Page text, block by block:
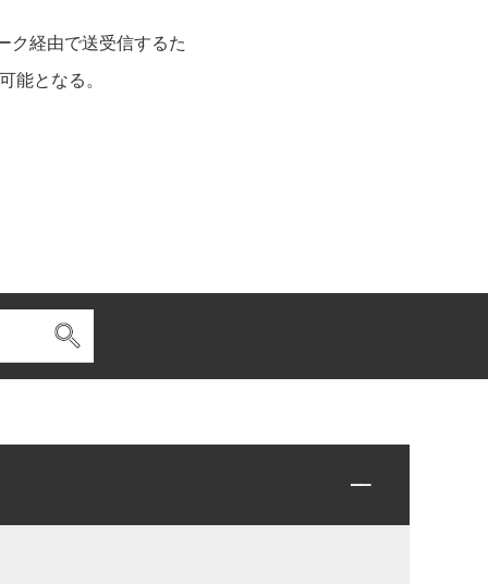
ク経由で送受信するた
能となる。